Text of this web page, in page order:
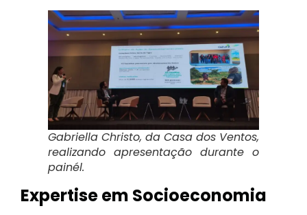
Gabriella Christo, da Casa dos Ventos,
realizando apresentação durante o
painél.
Expertise em Socioeconomia